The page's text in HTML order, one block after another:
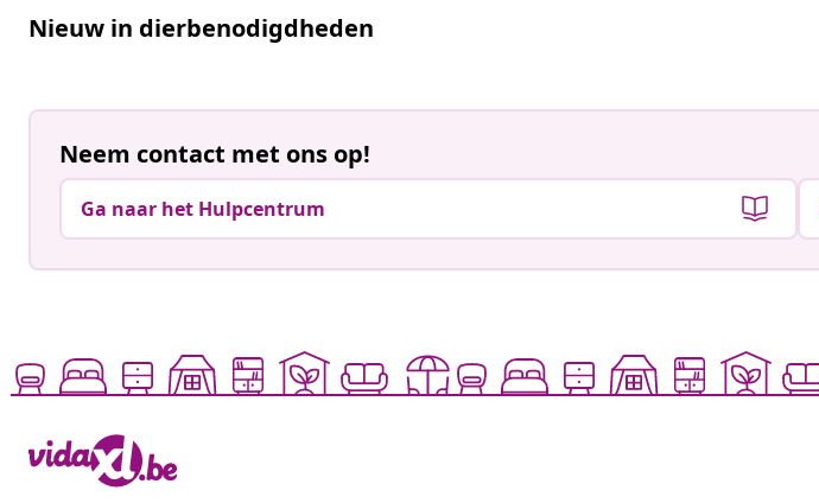
Nieuw in dierbenodigdheden
Neem contact met ons op!
Ga naar het Hulpcentrum